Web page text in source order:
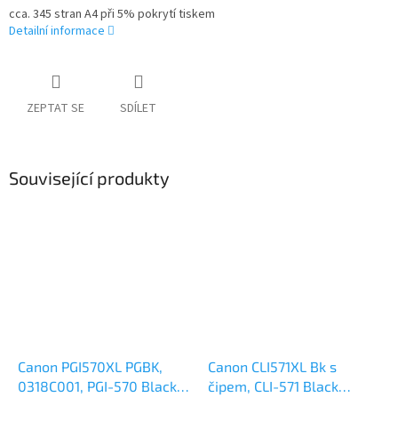
cca. 345 stran A4 při 5% pokrytí tiskem
Detailní informace
ZEPTAT SE SDÍLET
Související produkty
Canon PGI570XL PGBK,
0318C001, PGI-570 Black
Canon CLI571XL Bk s
čipem, CLI-571 Black